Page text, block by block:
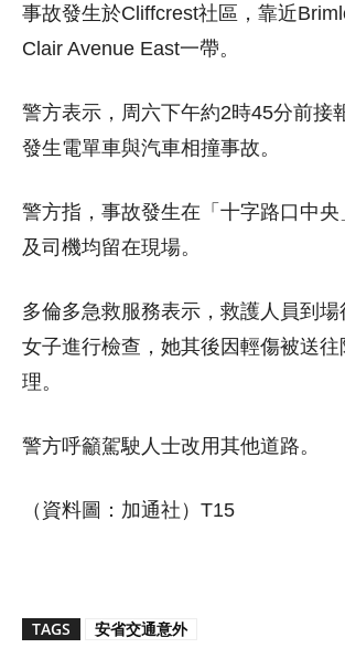
事故發生於Cliffcrest社區，靠近
Clair Avenue East一帶。
警方表示，周六下午約2時45分前接
發生電單車與汽車相撞事故。
警方指，事故發生在「十字路口中央
及司機均留在現場。
多倫多急救服務表示，救護人員到
女子進行檢查，她其後因輕傷被送
理。
警方呼籲駕駛人士改用其他道路。
（資料圖：加通社）T15
TAGS 安省交通意外